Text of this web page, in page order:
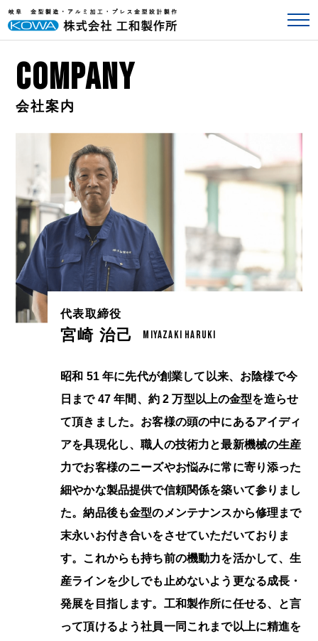
COMPANY
代表取締役
宮崎 治己 MIYAZAKI HARUKI
昭和 51 年に先代が創業して以来、お陰様で今
日まで 47 年間、約 2 万型以上の金型を造らせ
て頂きました。お客様の頭の中にあるアイディ
アを具現化し、職人の技術力と最新機械の生産
力でお客様のニーズやお悩みに常に寄り添った
細やかな製品提供で信頼関係を築いて参りまし
た。納品後も金型のメンテナンスから修理まで
末永いお付き合いをさせていただいておりま
す。これからも持ち前の機動力を活かして、生
産ラインを少しでも止めないよう更なる成長・
発展を目指します。工和製作所に任せる、と言
って頂けるよう社員一同これまで以上に精進を